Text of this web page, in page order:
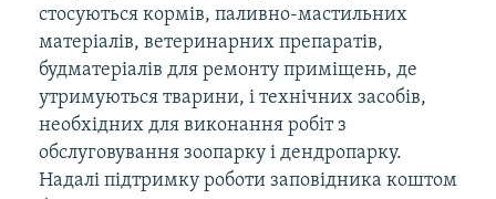
стосуються кормів, паливно-мастильних
матеріалів, ветеринарних препаратів,
будматеріалів для ремонту приміщень, де
утримуються тварини, і технічних засобів,
необхідних для виконання робіт з
обслуговування зоопарку і дендропарку.
Надалі підтримку роботи заповідника коштом